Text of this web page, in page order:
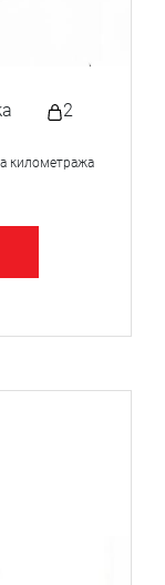
2
километража